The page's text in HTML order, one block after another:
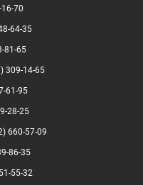
70
64-35
81-65
309-14-65
61-95
28-25
660-57-09
86-35
55-32